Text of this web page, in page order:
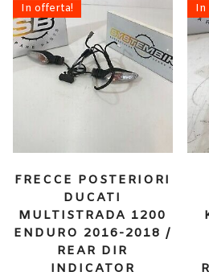
In offerta!
FRECCE POSTERIORI
DUCATI
MULTISTRADA 1200
ENDURO 2016-2018 /
REAR DIR
INDICATOR
In